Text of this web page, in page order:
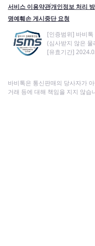
서비스 이용약관개인정보 처리
명예훼손 게시중단 요청
[인증범위] 바비톡
(심사받지 않은
[유효기간]
바비톡은 통신판매의 당사자가
거래 등에 대해 책임을 지지 않습